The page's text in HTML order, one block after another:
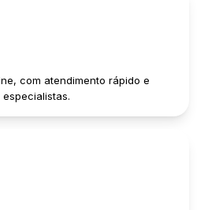
com atendimento rápido e